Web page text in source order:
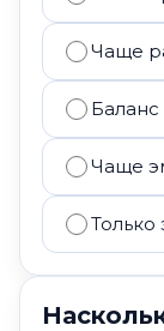
Чаще
Баланс
Чаще
Только